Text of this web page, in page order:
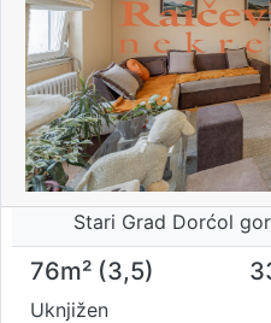
Stari Grad Dorćol
76m² (3,5)
Uknjižen